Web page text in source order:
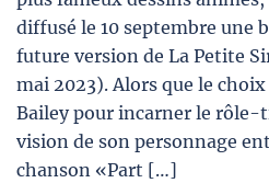
diffusé le 10 septembre une
future version de La Petite
mai 2023). Alors que le
Bailey pour incarner le
vision de son personnage
chanson «Part […]